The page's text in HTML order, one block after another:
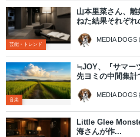
芸能・トレンド
山本里菜さん、
ねた結果それぞ
MEDIA DOGS
音楽
≒JOY、『サマー
先ヨミの中間集計
MEDIA DOGS
Little Glee
海さんが作...